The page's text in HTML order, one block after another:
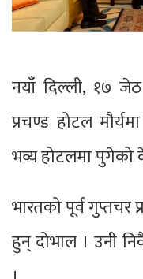
नयाँ दिल्ली, १७ जेठ
प्रचण्ड होटल
भव्य होटलमा पुगेको
भारतको पूर्व गुप्तचर
हुन् दोभाल । उनी